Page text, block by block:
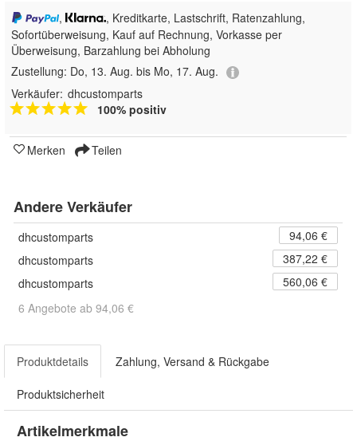
,
, Kreditkarte, Lastschrift, Ratenzahlung,
Sofortüberweisung, Kauf auf Rechnung, Vorkasse per
Überweisung, Barzahlung bei Abholung
Zustellung: Do, 13. Aug. bis Mo, 17. Aug.
Verkäufer: dhcustomparts
100% positiv
Merken Teilen
Andere Verkäufer
dhcustomparts
94,06 €
dhcustomparts
387,22 €
dhcustomparts
560,06 €
6 Angebote ab 94,06 €
Produktdetails Zahlung, Versand & Rückgabe
Produktsicherheit
Artikelmerkmale